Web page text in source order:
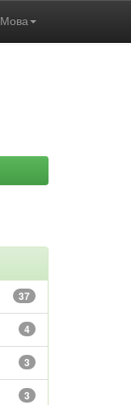
Мова
37
4
3
3